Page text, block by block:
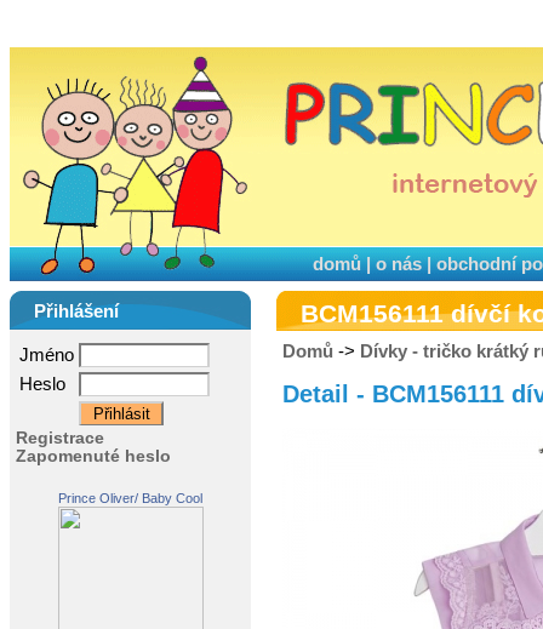
domů|o nás|obchodní
Přihlášení
Jméno
Heslo
Registrace
Zapomenuté heslo
Prince Oliver/ Baby Cool
BCM156111 dívčí
Domů -> Dívky - tričko krátký
Detail - BCM156111